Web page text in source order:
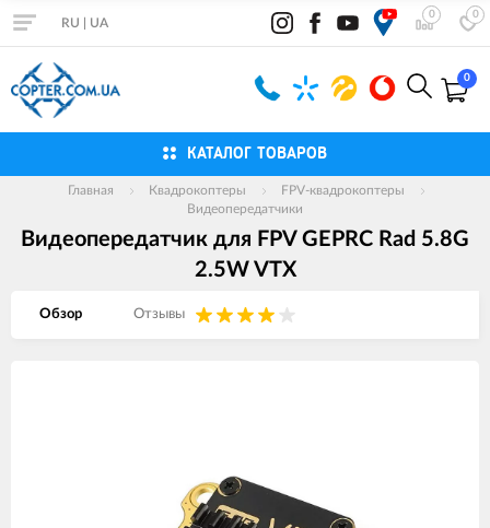
0 0
RU UA
0
КАТАЛОГ ТОВАРОВ
Главная Квадрокоптеры
FPV-квадрокоптеры
Видеопередатчики
Видеопередатчик для FPV GEPRC Rad 5.8G
2.5W VTX
Обзор Отзывы